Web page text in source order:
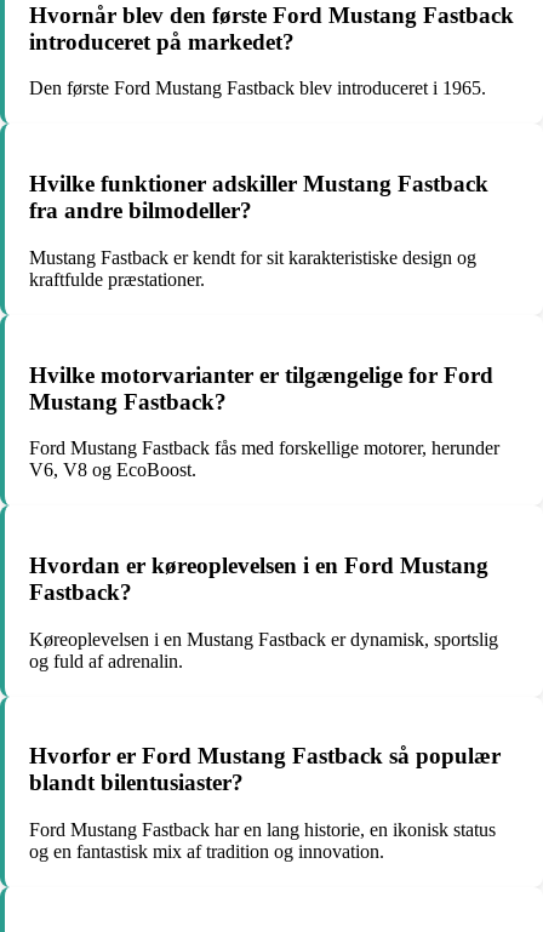
Hvornår blev den første Ford Mustang Fastback
introduceret på markedet?
Den første Ford Mustang Fastback blev introduceret i 1965.
Hvilke funktioner adskiller Mustang Fastback
fra andre bilmodeller?
Mustang Fastback er kendt for sit karakteristiske design og
kraftfulde præstationer.
Hvilke motorvarianter er tilgængelige for Ford
Mustang Fastback?
Ford Mustang Fastback fås med forskellige motorer, herunder
V6, V8 og EcoBoost.
Hvordan er køreoplevelsen i en Ford Mustang
Fastback?
Køreoplevelsen i en Mustang Fastback er dynamisk, sportslig
og fuld af adrenalin.
Hvorfor er Ford Mustang Fastback så populær
blandt bilentusiaster?
Ford Mustang Fastback har en lang historie, en ikonisk status
og en fantastisk mix af tradition og innovation.